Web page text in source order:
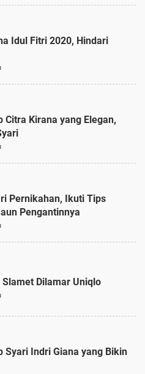
Idul Fitri 2020, Hindari
Citra Kirana yang Elegan,
Pernikahan, Ikuti Tips
Pengantinnya
Dilamar Uniqlo
Syari Indri Giana yang Bikin